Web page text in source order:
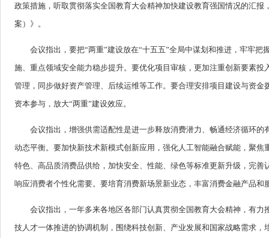
政策措施，听取贯彻落实全国教育大会精神加快建设教育强国情况的汇
案）》。
会议指出，要把“两重”建设放在“十五五”全局中谋划和推进，牢牢
施、重点领域安全能力稳步提升。要优化项目审核，更加注重创新要素
管理，同步做好资产管理、后续运维等工作。要合理安排项目建设与资
资本参与，放大“两重”建设效应。
会议指出，增强供需适配性是进一步释放消费潜力、畅通经济循环
动态平衡。要加快新技术新模式创新应用，强化人工智能融合赋能，聚
特色、高品质消费品供给，加快安全、性能、绿色等标准更新升级，完
响应消费者个性化需要。要培育消费新场景新业态，丰富消费金融产品和
会议指出，一年多来各地区各部门认真贯彻全国教育大会精神，有
技人才一体推进的协调机制，围绕科技创新、产业发展和国家战略需求